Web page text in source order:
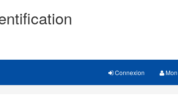
Connexion Mon